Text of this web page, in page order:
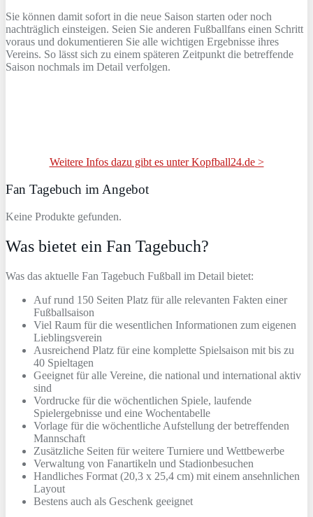
Sie können damit sofort in die neue Saison starten oder noch
nachträglich einsteigen. Seien Sie anderen Fußballfans einen Schritt
voraus und dokumentieren Sie alle wichtigen Ergebnisse ihres
Vereins. So lässt sich zu einem späteren Zeitpunkt die betreffende
Saison nochmals im Detail verfolgen.
Weitere Infos dazu gibt es unter Kopfball24.de >
Fan Tagebuch im Angebot
Keine Produkte gefunden.
Was bietet ein Fan Tagebuch?
Was das aktuelle Fan Tagebuch Fußball im Detail bietet:
Auf rund 150 Seiten Platz für alle relevanten Fakten einer
Fußballsaison
Viel Raum für die wesentlichen Informationen zum eigenen
Lieblingsverein
Ausreichend Platz für eine komplette Spielsaison mit bis zu
40 Spieltagen
Geeignet für alle Vereine, die national und international aktiv
sind
Vordrucke für die wöchentlichen Spiele, laufende
Spielergebnisse und eine Wochentabelle
Vorlage für die wöchentliche Aufstellung der betreffenden
Mannschaft
Zusätzliche Seiten für weitere Turniere und Wettbewerbe
Verwaltung von Fanartikeln und Stadionbesuchen
Handliches Format (20,3 x 25,4 cm) mit einem ansehnlichen
Layout
Bestens auch als Geschenk geeignet